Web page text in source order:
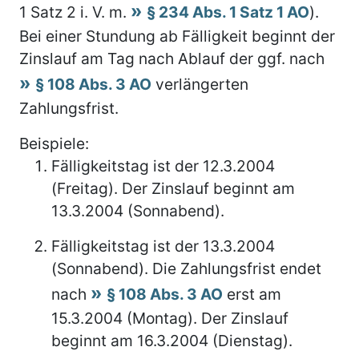
1 Satz 2 i. V. m. § 234 Abs. 1 Satz 1 AO).
Bei einer Stundung ab Fälligkeit beginnt der
Zinslauf am Tag nach Ablauf der ggf. nach
§ 108 Abs. 3 AO verlängerten
Zahlungsfrist.
Beispiele:
Fälligkeitstag ist der 12.3.2004
(Freitag). Der Zinslauf beginnt am
13.3.2004 (Sonnabend).
Fälligkeitstag ist der 13.3.2004
(Sonnabend). Die Zahlungsfrist endet
nach
§ 108 Abs. 3 AO erst am
15.3.2004 (Montag). Der Zinslauf
beginnt am 16.3.2004 (Dienstag).